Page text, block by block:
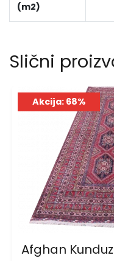
(m2)
Slični
Akcija: 68%
Afghan